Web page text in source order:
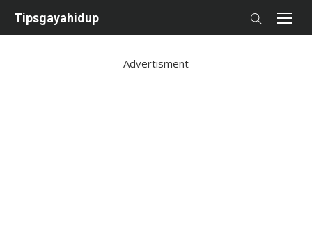
Tipsgayahidup
Advertisment